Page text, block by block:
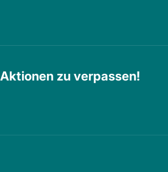
zu verpassen!